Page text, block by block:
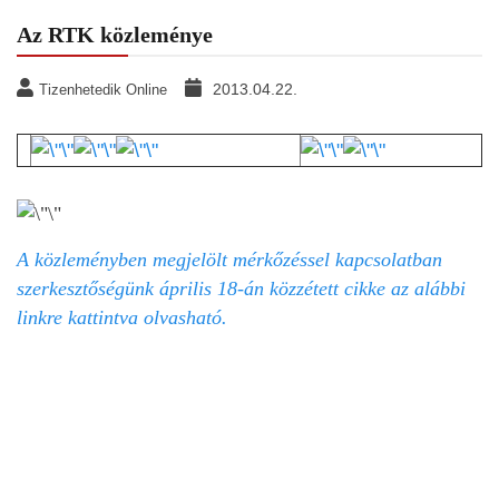
Az RTK közleménye
Tizenhetedik Online 2013.04.22.
A közleményben megjelölt mérkőzéssel kapcsolatban
szerkesztőségünk április 18-án közzétett cikke az alábbi
linkre kattintva olvasható.